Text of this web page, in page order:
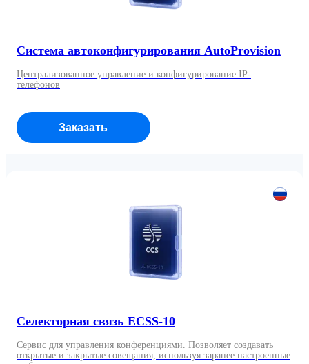
Система автоконфигурирования AutoProvision
Централизованное управление и конфигурирование IP-
телефонов
Заказать
Селекторная связь ECSS-10
Сервис для управления конференциями. Позволяет создавать
открытые и закрытые совещания, используя заранее настроенные